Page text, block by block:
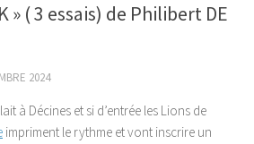
» ( 3 essais) de Philibert DE
2024
à Décines et si d’entrée les Lions de
impriment le rythme et vont inscrire un